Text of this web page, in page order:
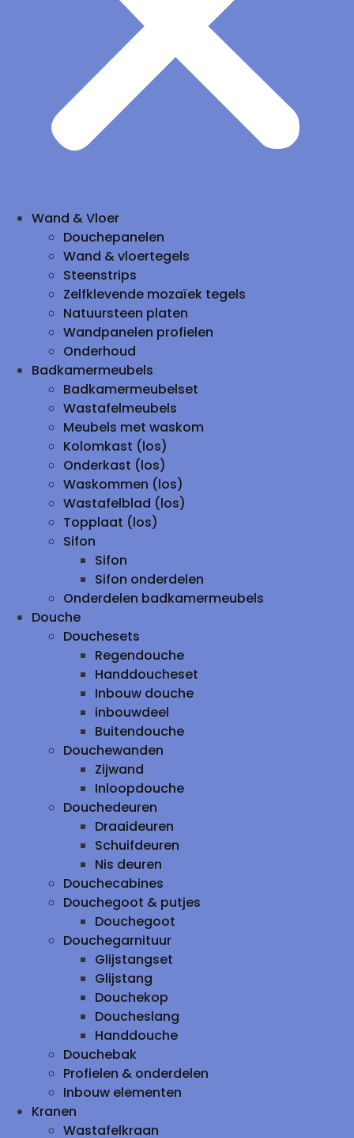
Wand & Vloer
Douchepanelen
Wand & vloertegels
Steenstrips
Zelfklevende mozaïek tegels
Natuursteen platen
Wandpanelen profielen
Onderhoud
Badkamermeubels
Badkamermeubelset
Wastafelmeubels
Meubels met waskom
Kolomkast (los)
Onderkast (los)
Waskommen (los)
Wastafelblad (los)
Topplaat (los)
Sifon
Sifon
Sifon onderdelen
Onderdelen badkamermeubels
Douche
Douchesets
Regendouche
Handdoucheset
Inbouw douche
inbouwdeel
Buitendouche
Douchewanden
Zijwand
Inloopdouche
Douchedeuren
Draaideuren
Schuifdeuren
Nis deuren
Douchecabines
Douchegoot & putjes
Douchegoot
Douchegarnituur
Glijstangset
Glijstang
Douchekop
Doucheslang
Handdouche
Douchebak
Profielen & onderdelen
Inbouw elementen
Kranen
Wastafelkraan